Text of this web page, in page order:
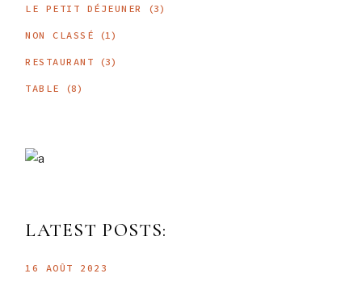
LE PETIT DÉJEUNER (3)
NON CLASSÉ (1)
RESTAURANT (3)
TABLE (8)
LATEST POSTS:
16 AOÛT 2023